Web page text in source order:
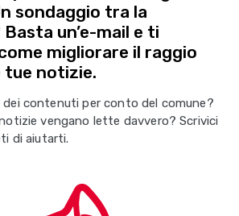
sondaggio tra la
un’e-mail e ti
migliorare il raggio
tue notizie.
dei contenuti per conto del comune?
vengano lette davvero? Scrivici
di aiutarti.